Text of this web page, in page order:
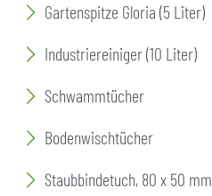
Gartenspitze Gloria (5 Liter)
Industriereiniger (10 Liter)
Schwammtücher
Bodenwischtücher
Staubbindetuch, 80 x 50 mm